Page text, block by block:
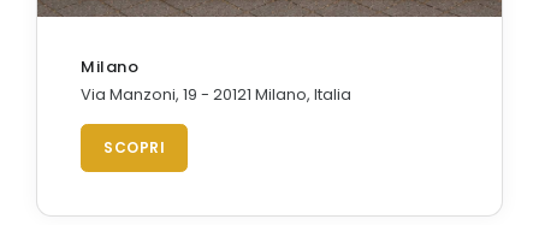
Milano
Via Manzoni, 19 - 20121 Milano, Italia
SCOPRI